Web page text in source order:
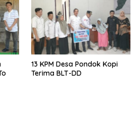
13 KPM Desa Pondok Kopi
Terima BLT-DD